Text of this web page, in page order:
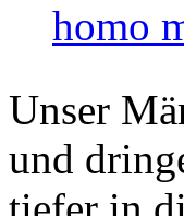
homo
Unser
und